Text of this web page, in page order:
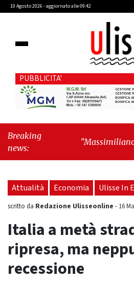
10 Agosto 2026 - aggiornato alle 09:42
PUBBLICITA'
Breaking
news:
"Massimiliano
fanno spazio alla
Attualità Economia Ulisse In
scritto da Redazione Ulisseonline - 16
Italia a metà
ripresa, ma
recessione